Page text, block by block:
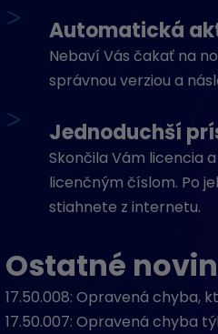
> Automatická
Nebaví Vás čakať na
správnou verziou a
> Jednoduchší
Skončila Vám licencia
licenčným číslom. Po
stiahnete z internetu.
Ostatné
17.50.008: Opravená chyba,
17.50.007: Opravená chyba